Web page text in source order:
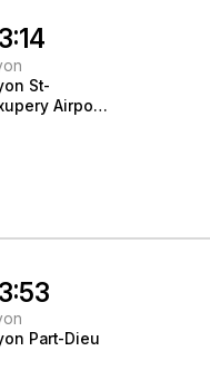
St-
Airport
Part-Dieu